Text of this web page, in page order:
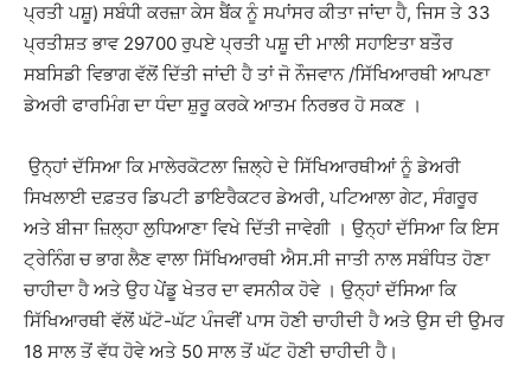
ਪ੍ਰਤੀ ਪਸ਼ੂ) ਸਬੰਧੀ ਕਰਜ਼ਾ ਕੇਸ ਬੈਂਕ ਨੂੰ ਸਪਾਂਸਰ ਕੀਤਾ ਜਾਂਦਾ ਹੈ, ਜਿਸ ਤੇ 33
ਪ੍ਰਤੀਸ਼ਤ ਭਾਵ 29700 ਰੁਪਏ ਪ੍ਰਤੀ ਪਸ਼ੂ ਦੀ ਮਾਲੀ ਸਹਾਇਤਾ ਬਤੌਰ
ਸਬਸਿਡੀ ਵਿਭਾਗ ਵੱਲੋਂ ਦਿੱਤੀ ਜਾਂਦੀ ਹੈ ਤਾਂ ਜੋ ਨੌਜਵਾਨ /ਸਿੱਖਿਆਰਥੀ ਆਪਣਾ
ਡੇਅਰੀ ਫਾਰਮਿੰਗ ਦਾ ਧੰਦਾ ਸ਼ੁਰੂ ਕਰਕੇ ਆਤਮ ਨਿਰਭਰ ਹੋ ਸਕਣ ।
ਉਨ੍ਹਾਂ ਦੱਸਿਆ ਕਿ ਮਾਲੇਰਕੋਟਲਾ ਜ਼ਿਲ੍ਹੇ ਦੇ ਸਿੱਖਿਆਰਥੀਆਂ ਨੂੰ ਡੇਅਰੀ
ਸਿਖਲਾਈ ਦਫ਼ਤਰ ਡਿਪਟੀ ਡਾਇਰੈਕਟਰ ਡੇਅਰੀ, ਪਟਿਆਲਾ ਗੇਟ, ਸੰਗਰੂਰ
ਅਤੇ ਬੀਜਾ ਜ਼ਿਲ੍ਹਾ ਲੁਧਿਆਣਾ ਵਿਖੇ ਦਿੱਤੀ ਜਾਵੇਗੀ । ਉਨ੍ਹਾਂ ਦੱਸਿਆ ਕਿ ਇਸ
ਟ੍ਰੇਨਿੰਗ ਚ ਭਾਗ ਲੈਣ ਵਾਲਾ ਸਿੱਖਿਆਰਥੀ ਐਸ.ਸੀ ਜਾਤੀ ਨਾਲ ਸਬੰਧਿਤ ਹੋਣਾ
ਚਾਹੀਦਾ ਹੈ ਅਤੇ ਉਹ ਪੇਂਡੂ ਖੇਤਰ ਦਾ ਵਸਨੀਕ ਹੋਵੇ । ਉਨ੍ਹਾਂ ਦੱਸਿਆ ਕਿ
ਸਿੱਖਿਆਰਥੀ ਵੱਲੋਂ ਘੱਟੋ-ਘੱਟ ਪੰਜਵੀਂ ਪਾਸ ਹੋਣੀ ਚਾਹੀਦੀ ਹੈ ਅਤੇ ਉਸ ਦੀ ਉਮਰ
18 ਸਾਲ ਤੋਂ ਵੱਧ ਹੋਵੇ ਅਤੇ 50 ਸਾਲ ਤੋਂ ਘੱਟ ਹੋਣੀ ਚਾਹੀਦੀ ਹੈ।